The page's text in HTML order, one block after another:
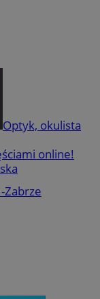
Optyk, okulista
online!
Zabrze